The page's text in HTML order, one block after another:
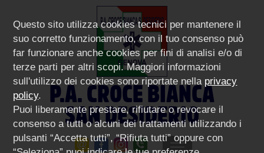
P.A. CROCE BIANCA
SAN DESIDERIO
Questo sito utilizza cookies tecnici per mantenere il
suo corretto funzionamento, con il tuo consenso può
far funzionare anche cookies per fini di analisi e/o di
terze parti per altri scopi. Maggiori informazioni
sull'utilizzo dei cookies sono riportate nella privacy
policy.
Puoi liberamente prestare, rifiutare o revocare il
consenso a tutti o alcuni dei trattamenti utilizzando i
pulsanti “Accetta tutti”, “Rifiuta tutti” oppure con